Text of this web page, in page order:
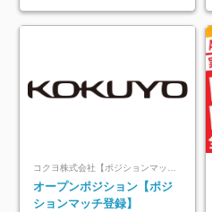
コクヨ株式会社【ポジションマッチ登録】
オープンポジション【ポジ
ションマッチ登録】